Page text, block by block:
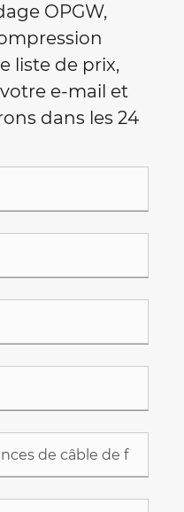
OPGW,
liste de prix,
e-mail et
dans les 24